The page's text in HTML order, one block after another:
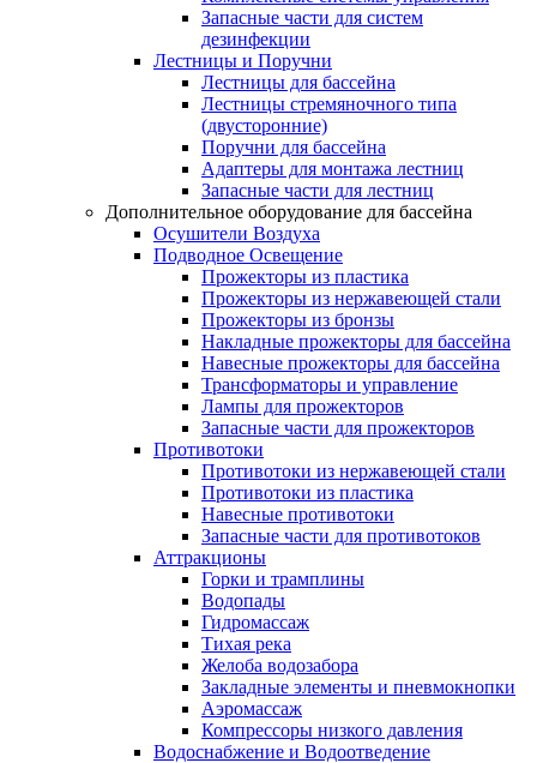
Запасные части для систем
дезинфекции
Лестницы и Поручни
Лестницы для бассейна
Лестницы стремяночного типа
(двусторонние)
Поручни для бассейна
Адаптеры для монтажа лестниц
Запасные части для лестниц
Дополнительное оборудование для бассейна
Осушители Воздуха
Подводное Освещение
Прожекторы из пластика
Прожекторы из нержавеющей стали
Прожекторы из бронзы
Накладные прожекторы для бассейна
Навесные прожекторы для бассейна
Трансформаторы и управление
Лампы для прожекторов
Запасные части для прожекторов
Противотоки
Противотоки из нержавеющей стали
Противотоки из пластика
Навесные противотоки
Запасные части для противотоков
Аттракционы
Горки и трамплины
Водопады
Гидромассаж
Тихая река
Желоба водозабора
Закладные элементы и пневмокнопки
Аэромассаж
Компрессоры низкого давления
Водоснабжение и Водоотведение